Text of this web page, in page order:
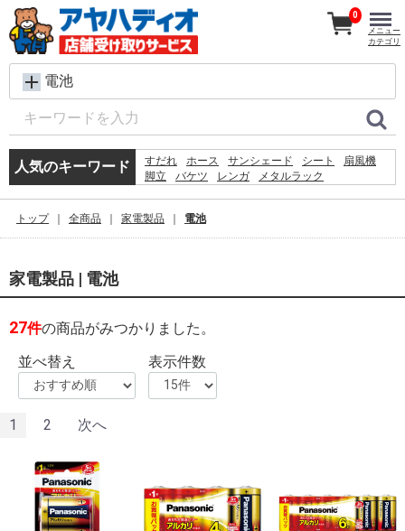
電池
人気のキーワード すだれ ホース サンシェード シート
扇風機
脚立
バケツ レンガ
メタルラック
空調服
カーテン
0
メニュー
カテゴリ
トップ 全商品 家電製品 電池
家電製品 | 電池
27件の商品がみつかりました。
並べ替え
表示件数
1 2 次へ